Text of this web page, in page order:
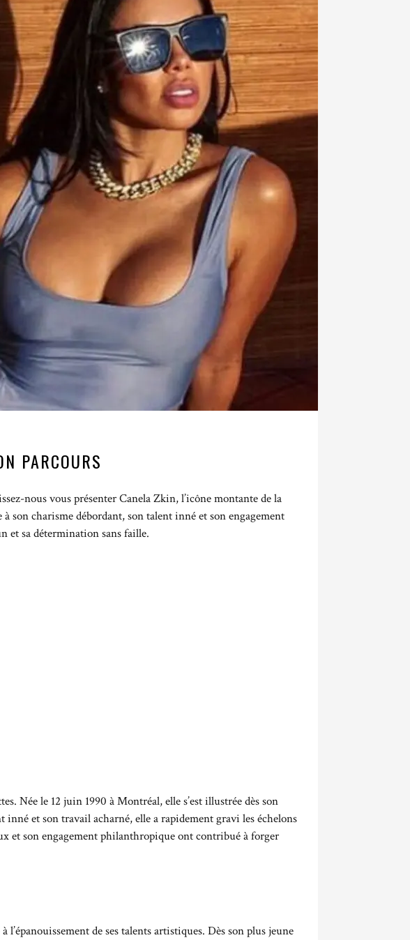
PARCOURS
nous vous présenter Canela Zkin, l’icône montante de la
son charisme débordant, son talent inné et son engagement
et sa détermination sans faille.
Née le 12 juin 1990 à Montréal, elle s’est illustrée dès son
inné et son travail acharné, elle a rapidement gravi les échelons
et son engagement philanthropique ont contribué à forger
de ses talents artistiques. Dès son plus jeune